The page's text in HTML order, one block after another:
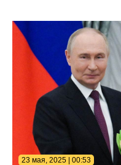
23 мая, 2025 | 00:53